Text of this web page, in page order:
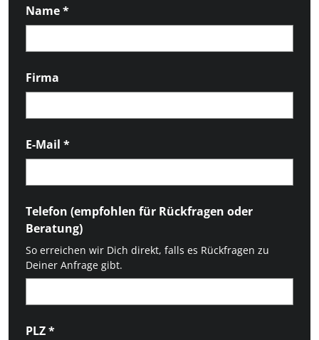
Name*
Firma
E-Mail *
Telefon (empfohlen für Rückfragen oder
Beratung)
So erreichen wir Dich direkt, falls es Rückfragen zu
Deiner Anfrage gibt.
PLZ*